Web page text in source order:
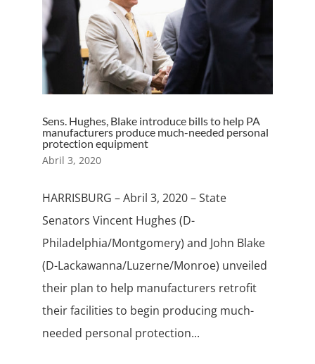
Sens. Hughes, Blake introduce bills to help PA
manufacturers produce much-needed personal
protection equipment
Abril 3, 2020
HARRISBURG – Abril 3, 2020 – State
Senators Vincent Hughes (D-
Philadelphia/Montgomery) and John Blake
(D-Lackawanna/Luzerne/Monroe) unveiled
their plan to help manufacturers retrofit
their facilities to begin producing much-
needed personal protection...